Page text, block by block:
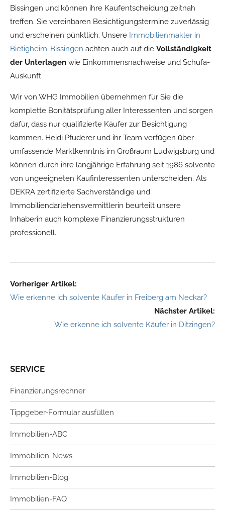
Bissingen und können ihre Kaufentscheidung zeitnah
treffen. Sie vereinbaren Besichtigungstermine zuverlässig
und erscheinen pünktlich. Unsere Immobilienmakler in
Bietigheim-Bissingen achten auch auf die Vollständigkeit
der Unterlagen wie Einkommensnachweise und Schufa-
Auskunft.
Wir von WHG Immobilien übernehmen für Sie die
komplette Bonitätsprüfung aller Interessenten und sorgen
dafür, dass nur qualifizierte Käufer zur Besichtigung
kommen. Heidi Pfuderer und ihr Team verfügen über
umfassende Marktkenntnis im Großraum Ludwigsburg und
können durch ihre langjährige Erfahrung seit 1986 solvente
von ungeeigneten Kaufinteressenten unterscheiden. Als
DEKRA zertifizierte Sachverständige und
Immobiliendarlehensvermittlerin beurteilt unsere
Inhaberin auch komplexe Finanzierungsstrukturen
professionell.
Vorheriger Artikel:
Wie erkenne ich solvente Käufer in Freiberg am Neckar?
Nächster Artikel:
Wie erkenne ich solvente Käufer in Ditzingen?
SERVICE
Finanzierungsrechner
Tippgeber-Formular ausfüllen
Immobilien-ABC
Immobilien-News
Immobilien-Blog
Immobilien-FAQ